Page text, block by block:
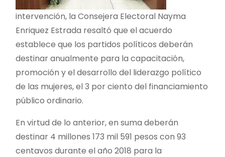
intervención, la Consejera Electoral Nayma
Enriquez Estrada resaltó que el acuerdo
establece que los partidos políticos deberán
destinar anualmente para la capacitación,
promoción y el desarrollo del liderazgo político
de las mujeres, el 3 por ciento del financiamiento
público ordinario.
En virtud de lo anterior, en suma deberán
destinar 4 millones 173 mil 591 pesos con 93
centavos durante el año 2018 para la